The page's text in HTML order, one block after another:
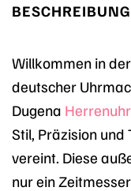
BESCHREIBUNG
Willkommen in
deutscher
Dugena Herrenuhr
Stil, Präzision
vereint. Diese
nur ein